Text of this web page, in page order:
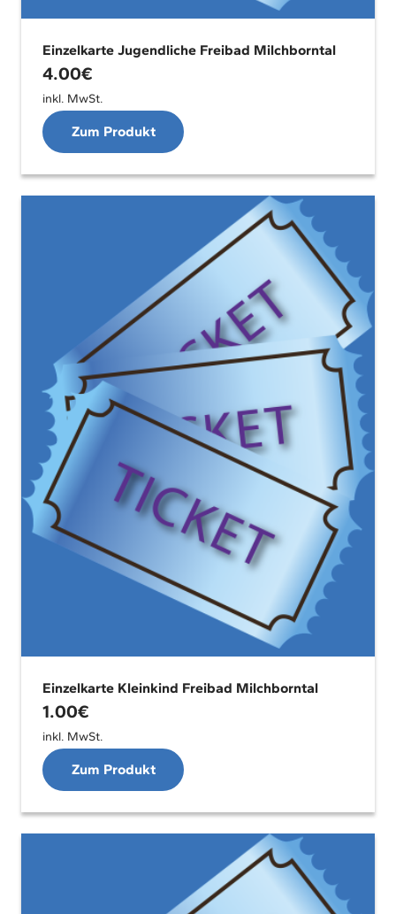
Einzelkarte Jugendliche Freibad Milchborntal
4.00€
inkl. MwSt.
Zum Produkt
Einzelkarte Kleinkind Freibad Milchborntal
1.00€
inkl. MwSt.
Zum Produkt